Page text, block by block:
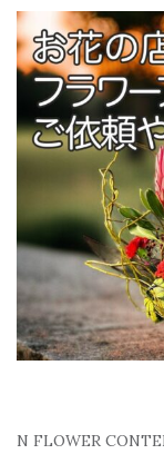
N FLOWER